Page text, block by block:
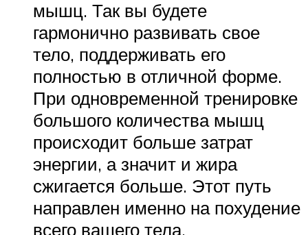
мышц. Так вы будете
гармонично развивать свое
тело, поддерживать его
полностью в отличной форме.
При одновременной тренировке
большого количества мышц
происходит больше затрат
энергии, а значит и жира
сжигается больше. Этот путь
направлен именно на похудение
всего вашего тела.